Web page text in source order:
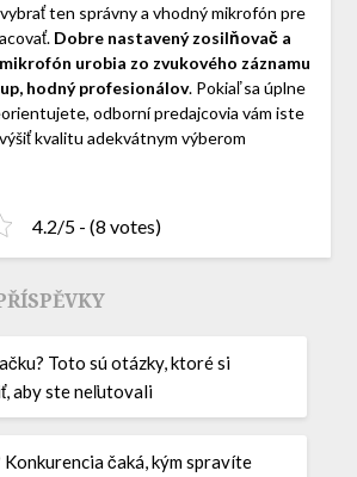
ten správny a vhodný mikrofón pre
Dobre nastavený zosilňovač a
urobia zo zvukového záznamu
hodný profesionálov. Pokiaľ sa úplne
odborní predajcovia vám iste
kvalitu adekvátnym výberom
4.2/5 - (8 votes)
Toto sú otázky, ktoré si
aby ste neľutovali
Konkurencia čaká, kým spravíte